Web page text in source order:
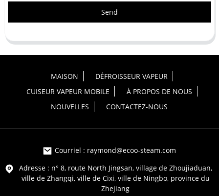
Send
MAISON
DÉFROISSEUR VAPEUR
CUISEUR VAPEUR MOBILE
À PROPOS DE NOUS
NOUVELLES
CONTACTEZ-NOUS
Courriel : raymond@ecoo-steam.com
Adresse : n° 8, route North Jingsan, village de Zhoujiaduan,
ville de Zhangqi, ville de Cixi, ville de Ningbo, province du
Zhejiang